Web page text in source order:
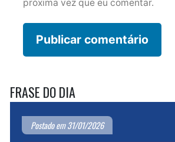
próxima vez que eu comentar.
FRASE DO DIA
Postado em 31/01/2026